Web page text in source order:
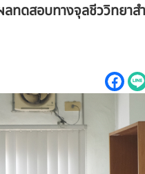
ทดสอบทางจุลชีววิทยาส